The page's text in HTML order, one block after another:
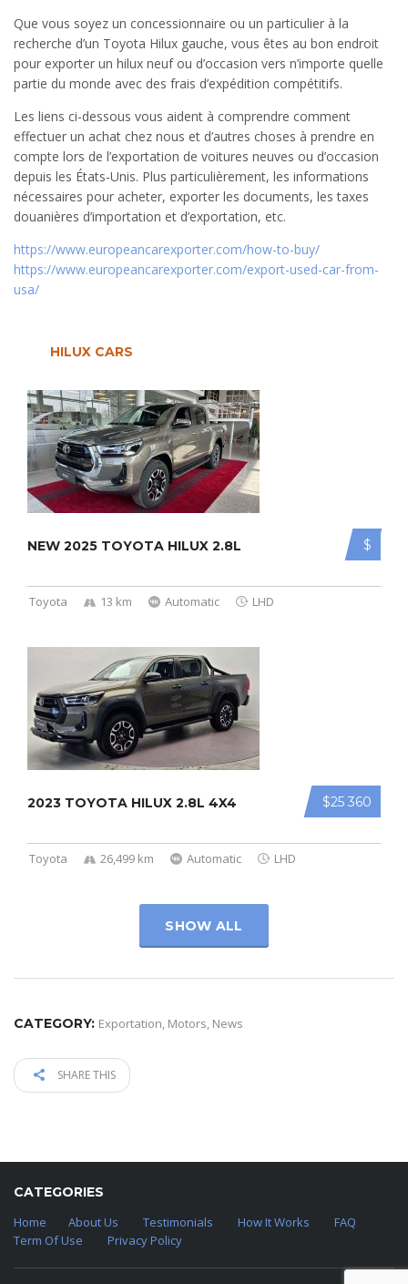
Que vous soyez un concessionnaire ou un particulier à la
recherche d’un Toyota Hilux gauche, vous êtes au bon endroit
pour exporter un hilux neuf ou d’occasion vers n’importe quelle
partie du monde avec des frais d’expédition compétitifs.
Les liens ci-dessous vous aident à comprendre comment
effectuer un achat chez nous et d’autres choses à prendre en
compte lors de l’exportation de voitures neuves ou d’occasion
depuis les États-Unis. Plus particulièrement, les informations
nécessaires pour acheter, exporter les documents, les taxes
douanières d’importation et d’exportation, etc.
https://www.europeancarexporter.com/how-to-buy/
https://www.europeancarexporter.com/export-used-car-from-
usa/
HILUX CARS
$
NEW 2025 TOYOTA HILUX 2.8L
Toyota 13 km Automatic LHD
$25 360
2023 TOYOTA HILUX 2.8L 4X4
Toyota 26,499 km Automatic LHD
SHOW ALL
CATEGORY: Exportation, Motors, News
SHARE THIS
CATEGORIES
Home
About Us Testimonials How It Works
FAQ
Term Of Use
Privacy Policy